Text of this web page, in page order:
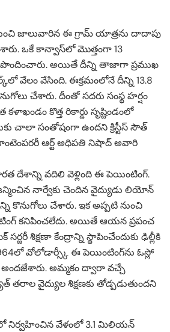
జాలువారిన ఈ గ్రామ్ యాత్రను దాదాపు
వేశారు. ఒకే కాన్వాస్‌లో మొత్తంగా 13
అయితే దీన్ని తాజాగా ప్రముఖ
వేలం వేసింది. ఈక్రమంలోనే దీన్ని 13.8
చేశారు. దీంతో సదరు సంస్థ హర్షం
కళాఖండం కొత్త రికార్డు సృష్టిండంలో
చాలా సంతోషంగా ఉందని క్రిస్టీస్ సౌత్
ఆర్ట్ అధిపతి నిషాద్ అవారి
దేశాన్ని వదిలి వెళ్లింది ఈ పెయింటింగ్.
నార్వేకు చెందిన వైద్యుడు లియోన్
చేశారు. ఇక అప్పటి నుంచి
కనిపించలేదు. అయితే ఆయన ప్రపంచ
శిక్షణా కేంద్రాన్ని స్థాపించేందుకు ఢిల్లీకి
వోలోడార్స్కీ ఈ పెయింటింగ్‌ను ఓస్లో
అమ్మకం ద్వారా వచ్చే
వైద్యుల శిక్షణకు తోడ్పడుతుందని
వేళంలో 3.1 మిలియన్